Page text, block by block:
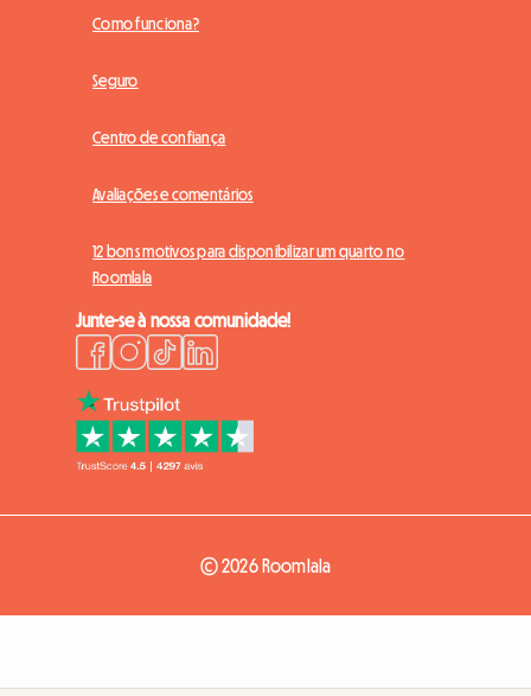
Como funciona?
Seguro
Centro de confiança
Avaliações e comentários
12 bons motivos para disponibilizar um quarto no
Roomlala
Junte-se à nossa comunidade!
© 2026 Roomlala